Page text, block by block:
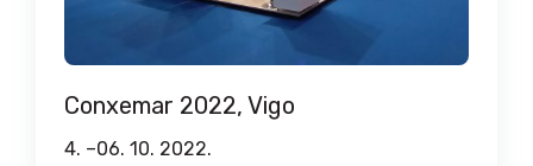
Conxemar 2022, Vigo
4. –06. 10. 2022.